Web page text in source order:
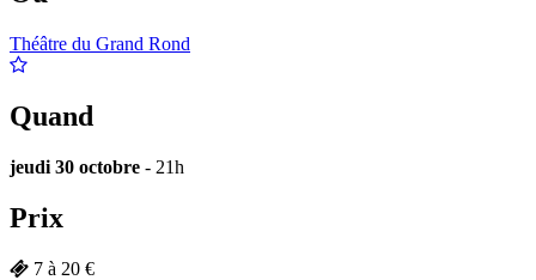
Théâtre du Grand Rond
Quand
jeudi 30 octobre - 21h
Prix
7 à 20 €